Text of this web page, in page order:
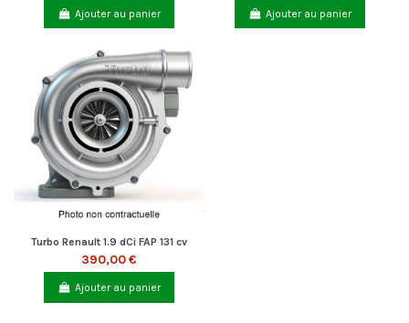
Ajouter au panier Ajouter au panier
Turbo Renault 1.9 dCi FAP 131 cv
390,00 €
Ajouter au panier